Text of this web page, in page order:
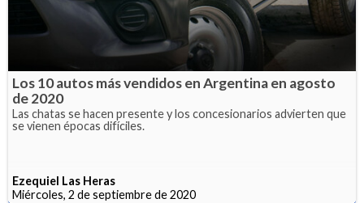
Los 10 autos más vendidos en Argentina en agosto
de 2020
Las chatas se hacen presente y los concesionarios advierten que
se vienen épocas difíciles.
Ezequiel Las Heras
Miércoles, 2 de septiembre de 2020